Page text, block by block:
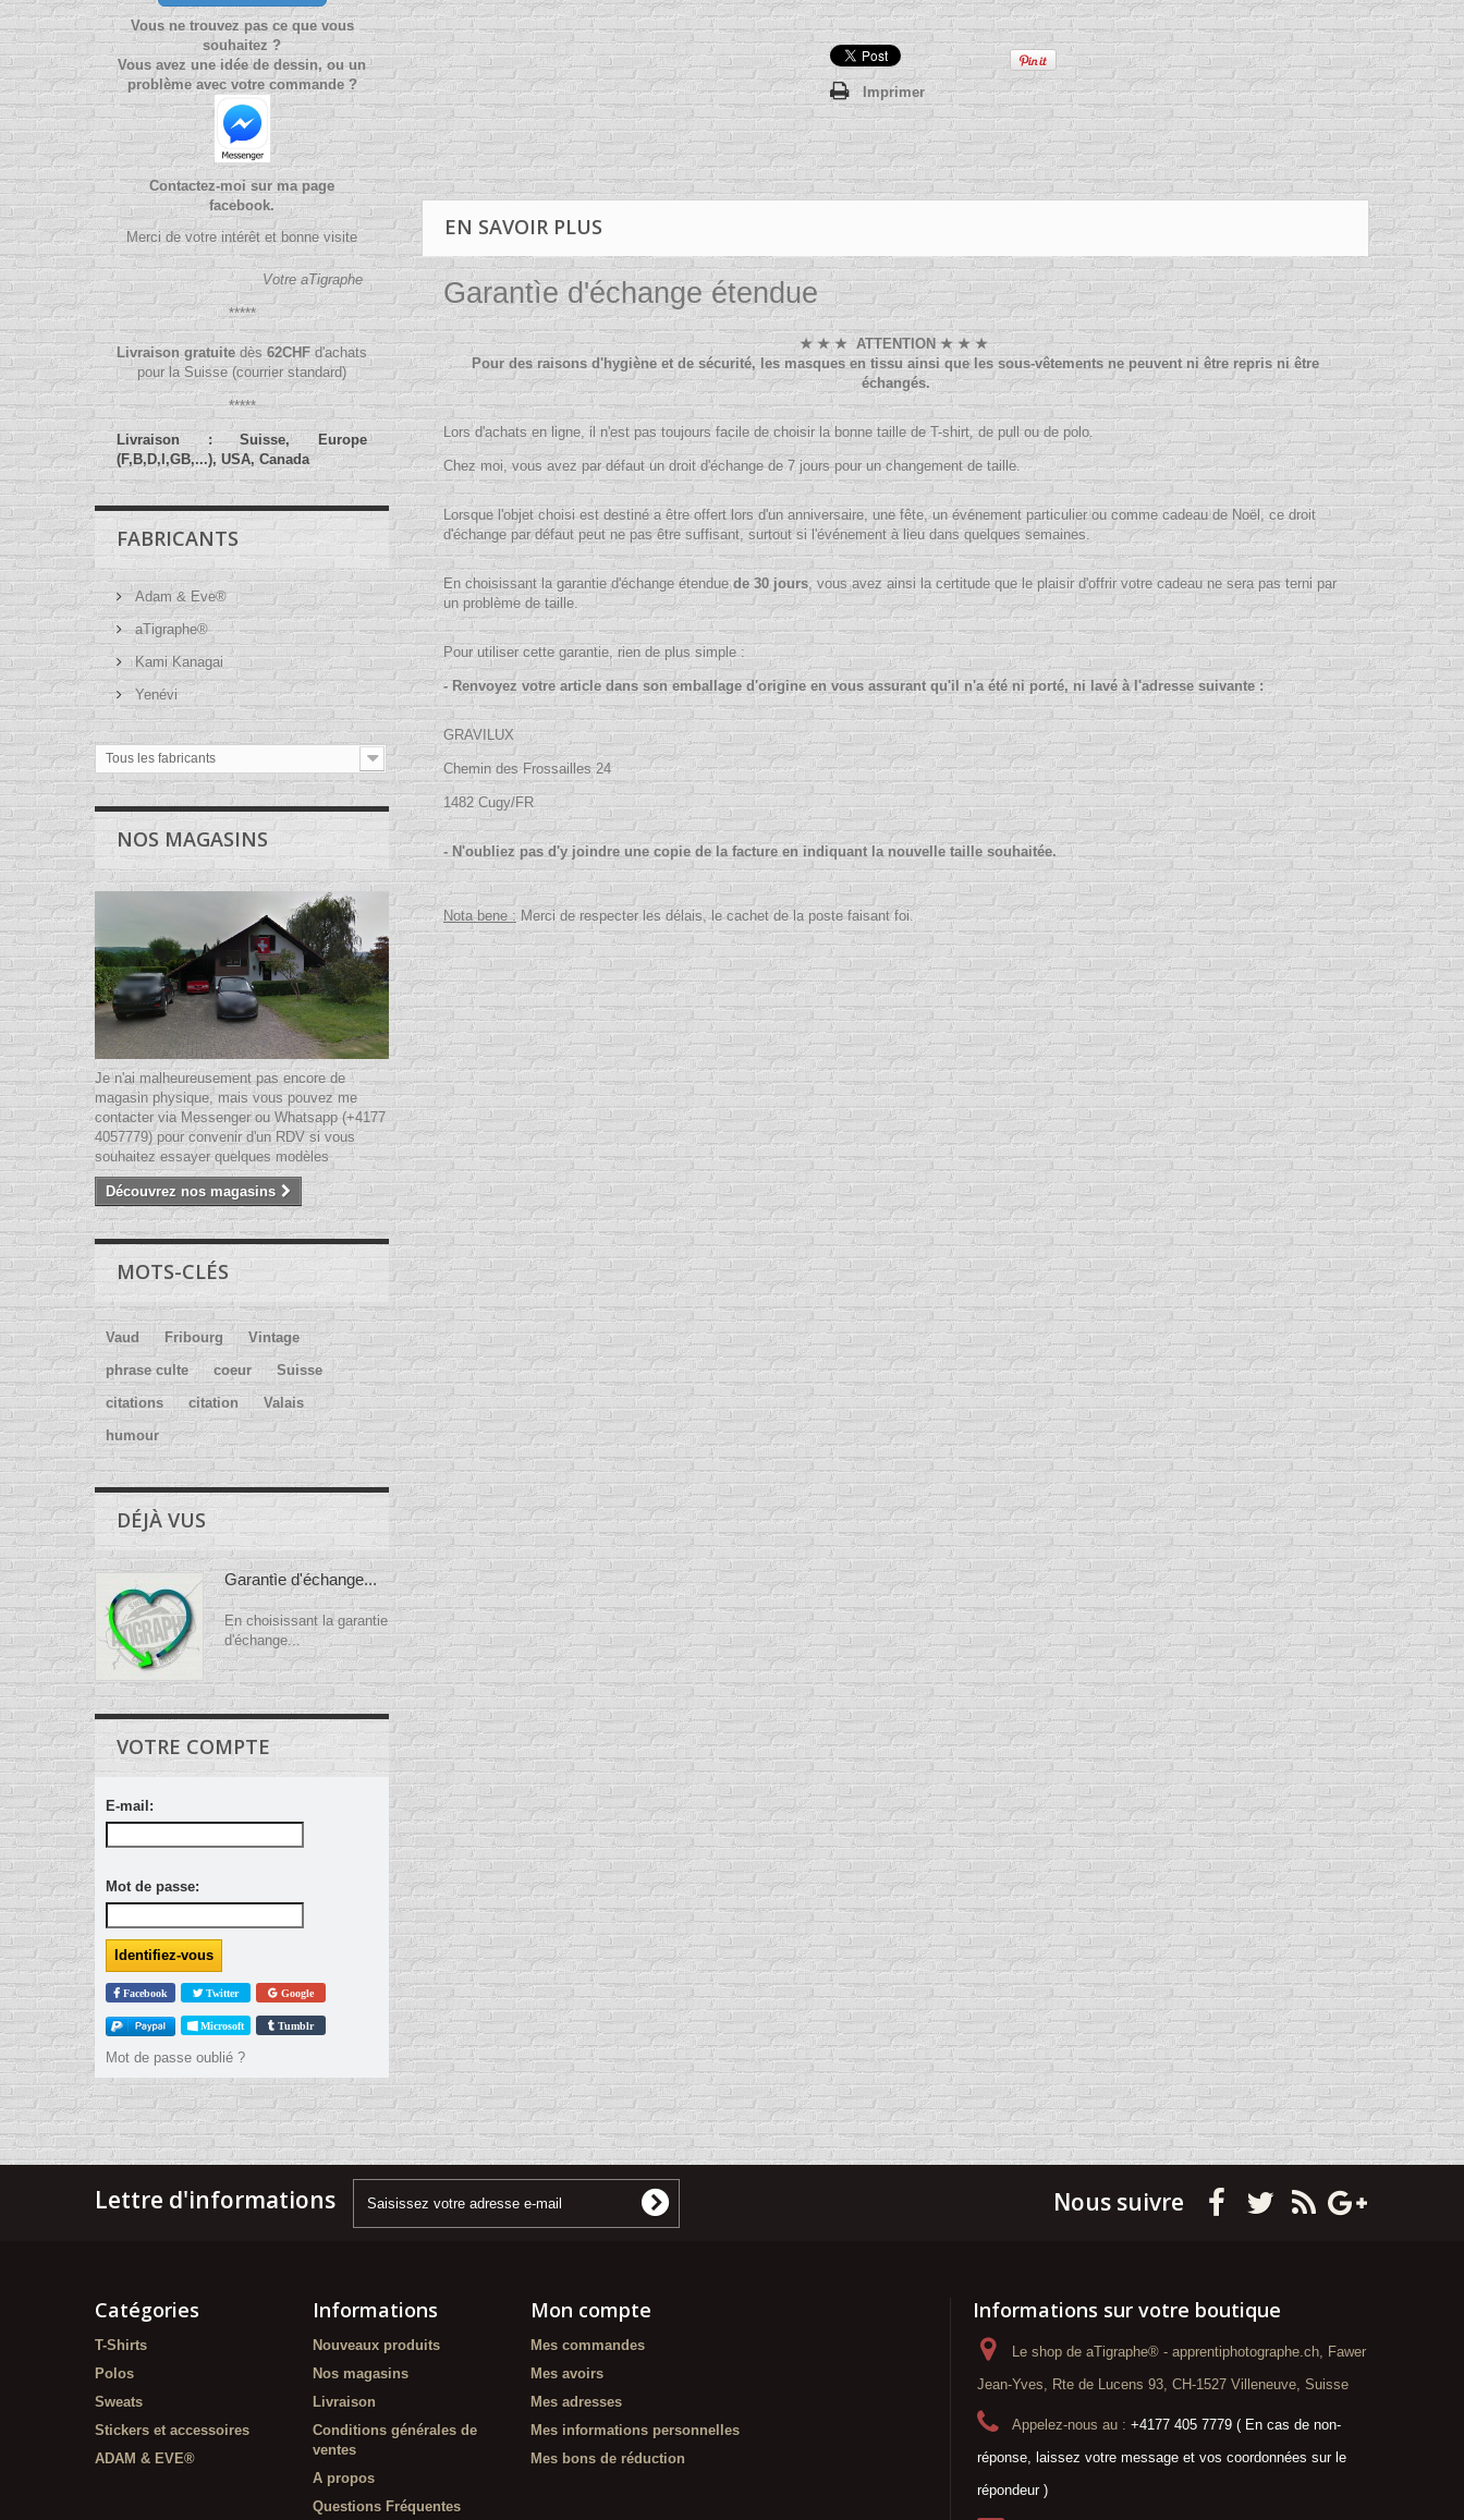
Vous ne trouvez pas ce que vous
souhaitez ?
Vous avez une idée de dessin, ou un
problème avec votre commande ?
Contactez-moi sur ma page
facebook.
Merci de votre intérêt et bonne visite
Votre aTigraphe
*****
Livraison gratuitedès 62CHF d'achats
pour la Suisse (courrier standard)
*****
Livraison : Suisse, Europe
(F,B,D,I,GB,...), USA, Canada
FABRICANTS
Adam & Eve®
aTigraphe®
Kami Kanagai
Yenévi
Tous les fabricants
NOS MAGASINS
Je n'ai malheureusement pas encore de
magasin physique, mais vous pouvez me
contacter via Messenger ou Whatsapp (+4177
4057779) pour convenir d'un RDV si vous
souhaitez essayer quelques modèles
Découvrez nos magasins
MOTS-CLÉS
Vaud Fribourg
Vintage
phrase culte
coeur
Suisse
citations
citation
Valais
humour
DÉJÀ VUS
Garantìe d'échange...
En choisissant la garantie
d'échange...
VOTRE COMPTE
E-mail:
Mot de passe:
Facebook Twitter Google
Microsoft Tumblr
Mot de passe oublié ?
Imprimer
EN SAVOIR PLUS
Garantìe d'échange étendue
★ ★ ★ ATTENTION ★ ★ ★
Pour des raisons d'hygiène et de sécurité, les masques en tissu ainsi que les sous-vêtements ne peuvent ni être repris ni être
échangés.
Lors d'achats en ligne, il n'est pas toujours facile de choisir la bonne taille de T-shirt, de pull ou de polo.
Chez moi, vous avez par défaut un droit d'échange de 7 jours pour un changement de taille.
Lorsque l'objet choisi est destiné a être offert lors d'un anniversaire, une fête, un événement particulier ou comme cadeau de Noël, ce droit
d'échange par défaut peut ne pas être suffisant, surtout si l'événement à lieu dans quelques semaines.
En choisissant la garantie d'échange étenduede 30 jours, vous avez ainsi la certitude que le plaisir d'offrir votre cadeau ne sera pas terni par
un problème de taille.
Pour utiliser cette garantie, rien de plus simple :
- Renvoyez votre article dans son emballage d'origine en vous assurant qu'il n'a été ni porté, ni lavé à l'adresse suivante :
GRAVILUX
Chemin des Frossailles 24
1482 Cugy/FR
- N'oubliez pas d'y joindre une copie de la facture en indiquant la nouvelle taille souhaitée.
Nota bene :Merci de respecter les délais, le cachet de la poste faisant foi.
Lettre d'informations Nous suivre
Catégories
T-Shirts
Polos
Sweats
Stickers et accessoires
ADAM & EVE®
Informations
Nouveaux produits
Nos magasins
Livraison
Conditions générales de
ventes
A propos
Questions Fréquentes
Mon compte
Mes commandes
Mes avoirs
Mes adresses
Mes informations personnelles
Mes bons de réduction
Informations sur votre boutique
Le shop de aTigraphe® - apprentiphotographe.ch, Fawer
Jean-Yves, Rte de Lucens 93, CH-1527 Villeneuve, Suisse
Appelez-nous au : +4177 405 7779 ( En cas de non-
réponse, laissez votre message et vos coordonnées sur le
répondeur )